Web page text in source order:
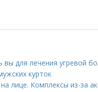
для лечения угревой
курток
лице. Комплексы из-за